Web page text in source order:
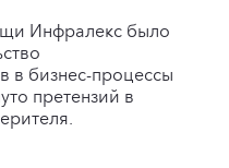
Инфралекс было
в бизнес-процессы
претензий в